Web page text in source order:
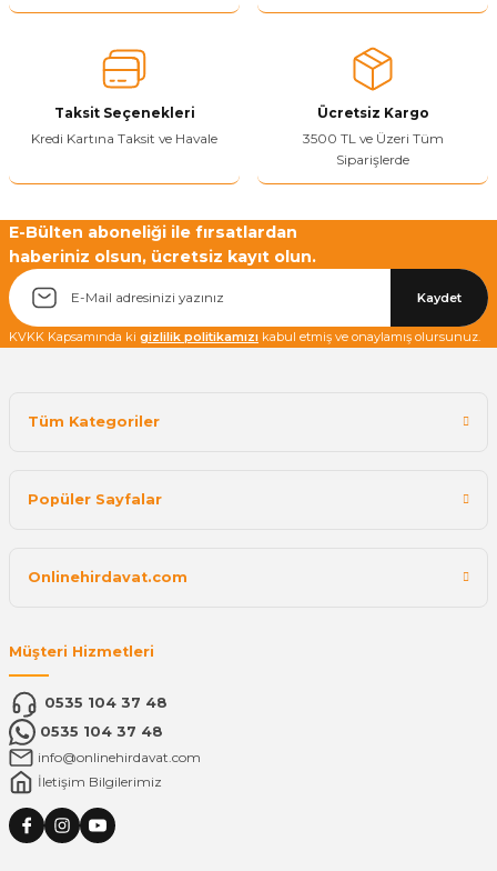
Sitenize Pek Güvenemedim
Bu ürüne benzer farklı alternatifler olmalı.
Yetkiliye Gönder
Taksit Seçenekleri
Kredi Kartına Taksit ve Havale
Ücretsiz Kargo
3500 TL ve Üzeri Tüm
Siparişlerde
E-Bülten aboneliği ile fırsatlardan
haberiniz olsun, ücretsiz kayıt olun.
Kaydet
KVKK Kapsamında ki gizlilik politikamızı kabul etmiş ve onaylamış olursunuz.
Tüm Kategoriler
Popüler Sayfalar
Onlinehirdavat.com
Müşteri Hizmetleri
0535 104 37 48
0535 104 37 48
info@onlinehirdavat.com
İletişim Bilgilerimiz